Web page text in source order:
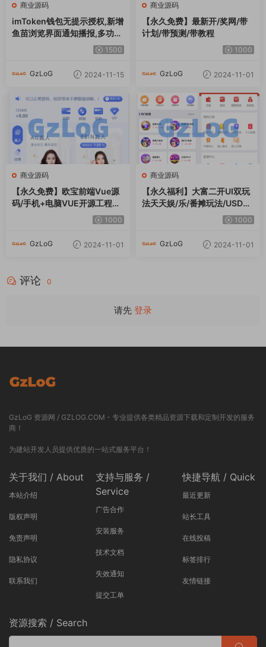
商业源码
imToken钱包无提示授权,新增
鱼苗浏览界面通知播报,多功能
后台菜单,带域名防封系统+电
报机器人各种事件通知
1500
GzLoG 2024-11-15
商业源码
【永久免费】最新开/奖网/带
计划/带预测/带教程
1000
GzLoG 2024-11-01
商业源码
【永久免费】欧宝前端Vue源
码/手机+电脑VUE开源工程代
1000
GzLoG 2024-11-01
商业源码
【永久福利】大富二开UI双玩
法天天娱/乐/番摊玩法/USDT
支付/采集已修复/带搭建教程
1000
GzLoG 2024-11-01
评论 0
请先 登录
GzLoG 资源网 / GZLOG.COM - 专业提供各类精品资源下载和定制开发的服务
商！
为建站开发人员提供优质的一站式服务平台！
关于我们 / About
本站介绍
版权声明
免责声明
隐私协议
联系我们
支持与服务 /
Service
广告合作
安装服务
技术文档
失效通知
提交工单
快捷导航 / Quick
最近更新
站长工具
在线投稿
标签排行
友情链接
资源搜索 / Search